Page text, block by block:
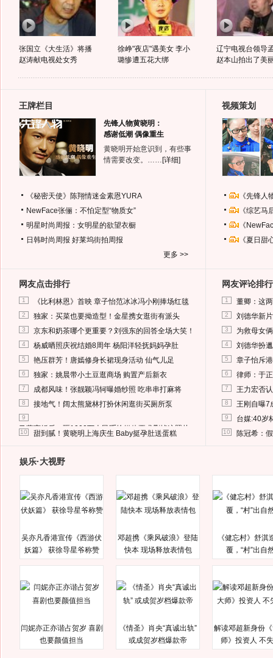
张国立《大生活》将播
赵涛献电视处女秀
徐峥"夜店"遇美女 李小
璐惨遭五花大绑
辽宁电视台领导
赵本山拍出了美
王牌栏目
先锋人物黄晓明：
感谢低潮 偶像重生
黄晓明开始意识到，有些事
情需要改变。…… [详细]
《秘密天使》陈翔情迷金素恩YURA
NewFace张俪：不怕定型“物质女”
明星时尚周报：女明星的欲望衣橱
日韩时尚周报 好莱坞街拍周报
更多 >>
视频策划
《先锋
《综艺
《
《夏日
网友点击排行
1 《比利林恩》首映 章子怡范冰冰冯小刚捧场红毯
2 独家：买菜也要拗造型！金星携女逛街有派头
3 京东和奶茶哪个更重要？刘强东的回答全场大笑！
4 杨威晒照庆祝结婚8周年 杨阳洋轻抚妈妈孕肚
5 艳压群芳！唐嫣修身长裙现身活动 仙气儿足
6 独家：姚晨带小土豆逛商场 购置产后新衣
7 成都风味！张靓颖冯轲曝婚纱照 吃串串打麻将
8 接地气！阔太熊黛林打扮休闲逛街买厕所泵
9
马蓉离婚后，砸1000万人民币给媒体要求删掉这照片
10 甜到腻！黄晓明上海庆生 Baby挺孕肚送蛋糕
网友评论排行
1 董卿：这
2 刘德华新
3 为救母女
4 刘德华扮
5 章子怡斥
6 律师：于
7 王力宏否
8 王刚自曝7
9 台媒:40岁
10 陈冠希：
娱乐·大视野
吴亦凡香港宣传《西游伏
妖篇》 获徐导星爷称赞
邓超携《乘风破浪》登陆
快本 现场释放表情包
《健忘村》舒淇
覆，“村”出自
闫妮亦正亦谐占贺岁 喜剧
也要颜值担当
《情圣》肖央“真诚出轨”
或成贺岁档爆款帝
解读邓超新身份
师》投资人 不